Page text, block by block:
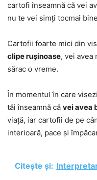
cartofi înseamnă că vei
nu te vei simți tocmai
Cartofii foarte mici din
clipe rușinoase, vei avea
sărac o vreme.
În momentul în care
tăi înseamnă că vei avea
viață, iar cartofii de pe
interioară, pace și
Citește și: